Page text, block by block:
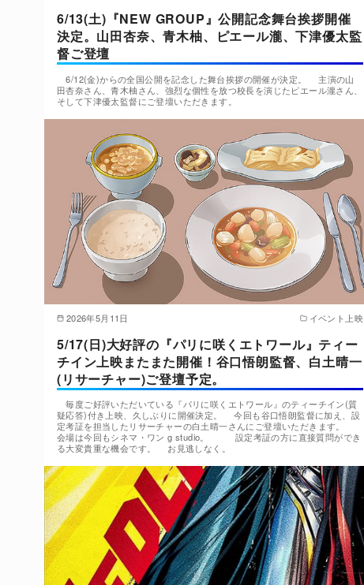
6/13(土)『NEW GROUP』公開記念舞台挨拶開催
決定。山田杏奈、青木柚、ピエール瀧、下津優太監
督ご登壇
6/12(金)からの全国公開を記念した舞台挨拶の開催が決定。 主演の山
田杏奈さん、青木柚さん、強烈な個性を放つ校長を演じたピエール瀧さん、
そして下津優太監督にご登壇いただきます。
2026年5月11日 イベント上映
5/17(日)大好評の『パリに咲くエトワール』ティー
チイン上映またまた開催！谷口悟朗監督、白土晴一
(リサーチャー)ご登壇予定。
毎度ご好評いただいている『パリに咲くエトワール』のティーチイン(質
疑応答)付き上映、久しぶりに開催決定。 今回も谷口悟朗監督に加え、設
定考証を担当したリサーチャーの白土晴一さんにご登壇いただきます。
会場は今回もシネマ・ワン g studio。 設定考証の方に直接質問ができ
る大変貴重な機会です。 お見逃しなく。